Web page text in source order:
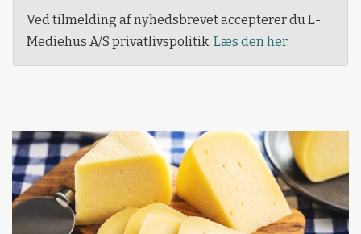
Ved tilmelding af nyhedsbrevet accepterer du L-
Mediehus A/S privatlivspolitik. Læs den her.